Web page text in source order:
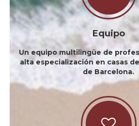
Equipo
Un equipo multilingüe de
alta especialización en casas
de Barcelona.